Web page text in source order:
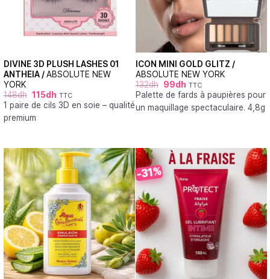
DIVINE 3D PLUSH LASHES 01
ANTHEIA /ABSOLUTE NEW
YORK
148dh 115dh TTC
1 paire de cils 3D en soie – qualité
premium
ICON MINI GOLD GLITZ /
ABSOLUTE NEW YORK
132dh 99dh TTC
Palette de fards à paupières pour
un maquillage spectaculaire. 4,8g
-31%